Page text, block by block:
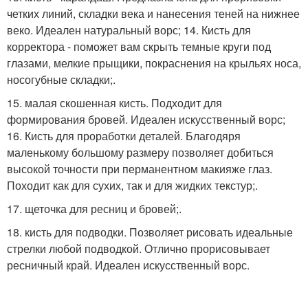
четких линий, складки века и нанесения теней на нижнее
веко. Идеален натуральный ворс; 14. Кисть для
корректора - поможет вам скрыть темные круги под
глазами, мелкие прыщики, покраснения на крыльях носа,
носогубные складки;.
15. малая скошенная кисть. Подходит для
формирования бровей. Идеален искусственный ворс;
16. Кисть для проработки деталей. Благодяря
маленькому большому размеру позволяет добиться
высокой точности при перманентном макияже глаз.
Походит как для сухих, так и для жидких текстур;.
17. щеточка для ресниц и бровей;.
18. кисть для подводки. Позволяет рисовать идеальные
стрелки любой подводкой. Отлично прорисовывает
ресничный край. Идеален искусственный ворс.